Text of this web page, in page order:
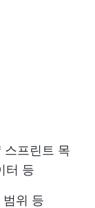
프린트 목
터 등
위 등